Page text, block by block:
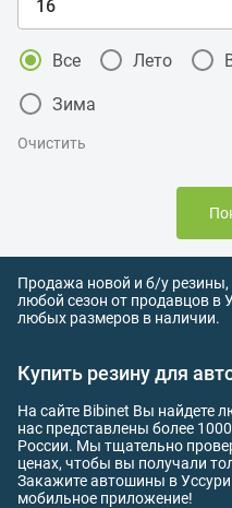
Все Лето
Зима
Очистить
Продажа новой и б/у
любой сезон от продавцов в
любых размеров в наличии.
Купить резину для
На сайте Bibinet Вы найдете
нас представлены более
России. Мы тщательно
ценах, чтобы вы получали
Закажите автошины в
мобильное приложение!